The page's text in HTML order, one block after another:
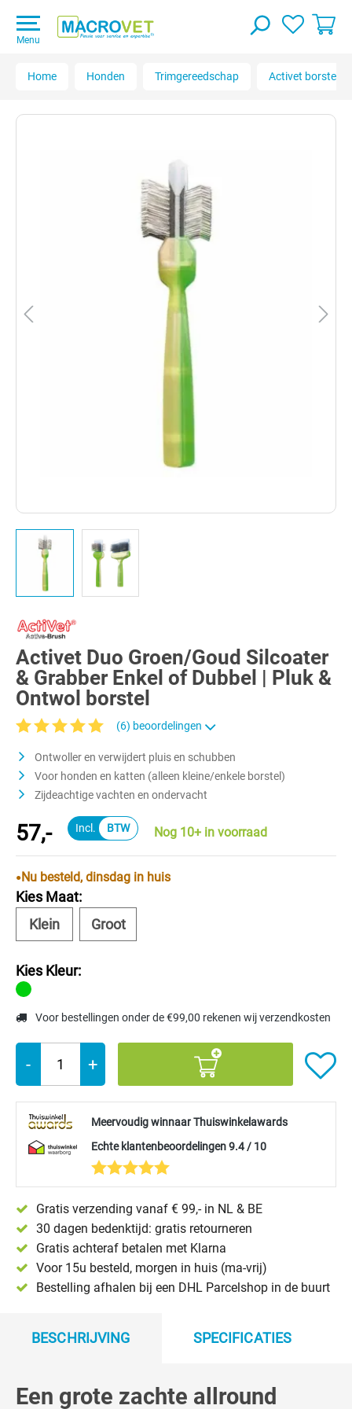
Menu
Home Honden Trimgereedschap Activet borstels
Activet Duo Groen/Goud Silcoater
& Grabber Enkel of Dubbel | Pluk &
Ontwol borstel
(6) beoordelingen
Ontwoller en verwijdert pluis en schubben
Voor honden en katten (alleen kleine/enkele borstel)
Zijdeachtige vachten en ondervacht
57,- Nog 10+ in voorraad
Nu besteld, dinsdag in huis
Kies Maat:
Klein
Groot
Kies Kleur:
Voor bestellingen onder de €99,00 rekenen wij verzendkosten
- +
Meervoudig winnaar Thuiswinkelawards
Echte klantenbeoordelingen 9.4 / 10
Gratis verzending vanaf € 99,- in NL & BE
30 dagen bedenktijd: gratis retourneren
Gratis achteraf betalen met Klarna
Voor 15u besteld, morgen in huis (ma-vrij)
Bestelling afhalen bij een DHL Parcelshop in de buurt
BESCHRIJVING SPECIFICATIES
Een grote zachte allround